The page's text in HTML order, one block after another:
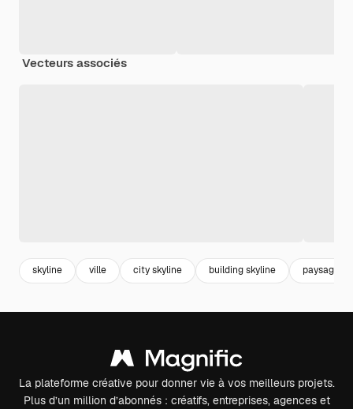
Vecteurs associés
skyline ville city skyline building skyline paysage
La plateforme créative pour donner vie à vos meilleurs projets.
Plus d’un million d’abonnés : créatifs, entreprises, agences et